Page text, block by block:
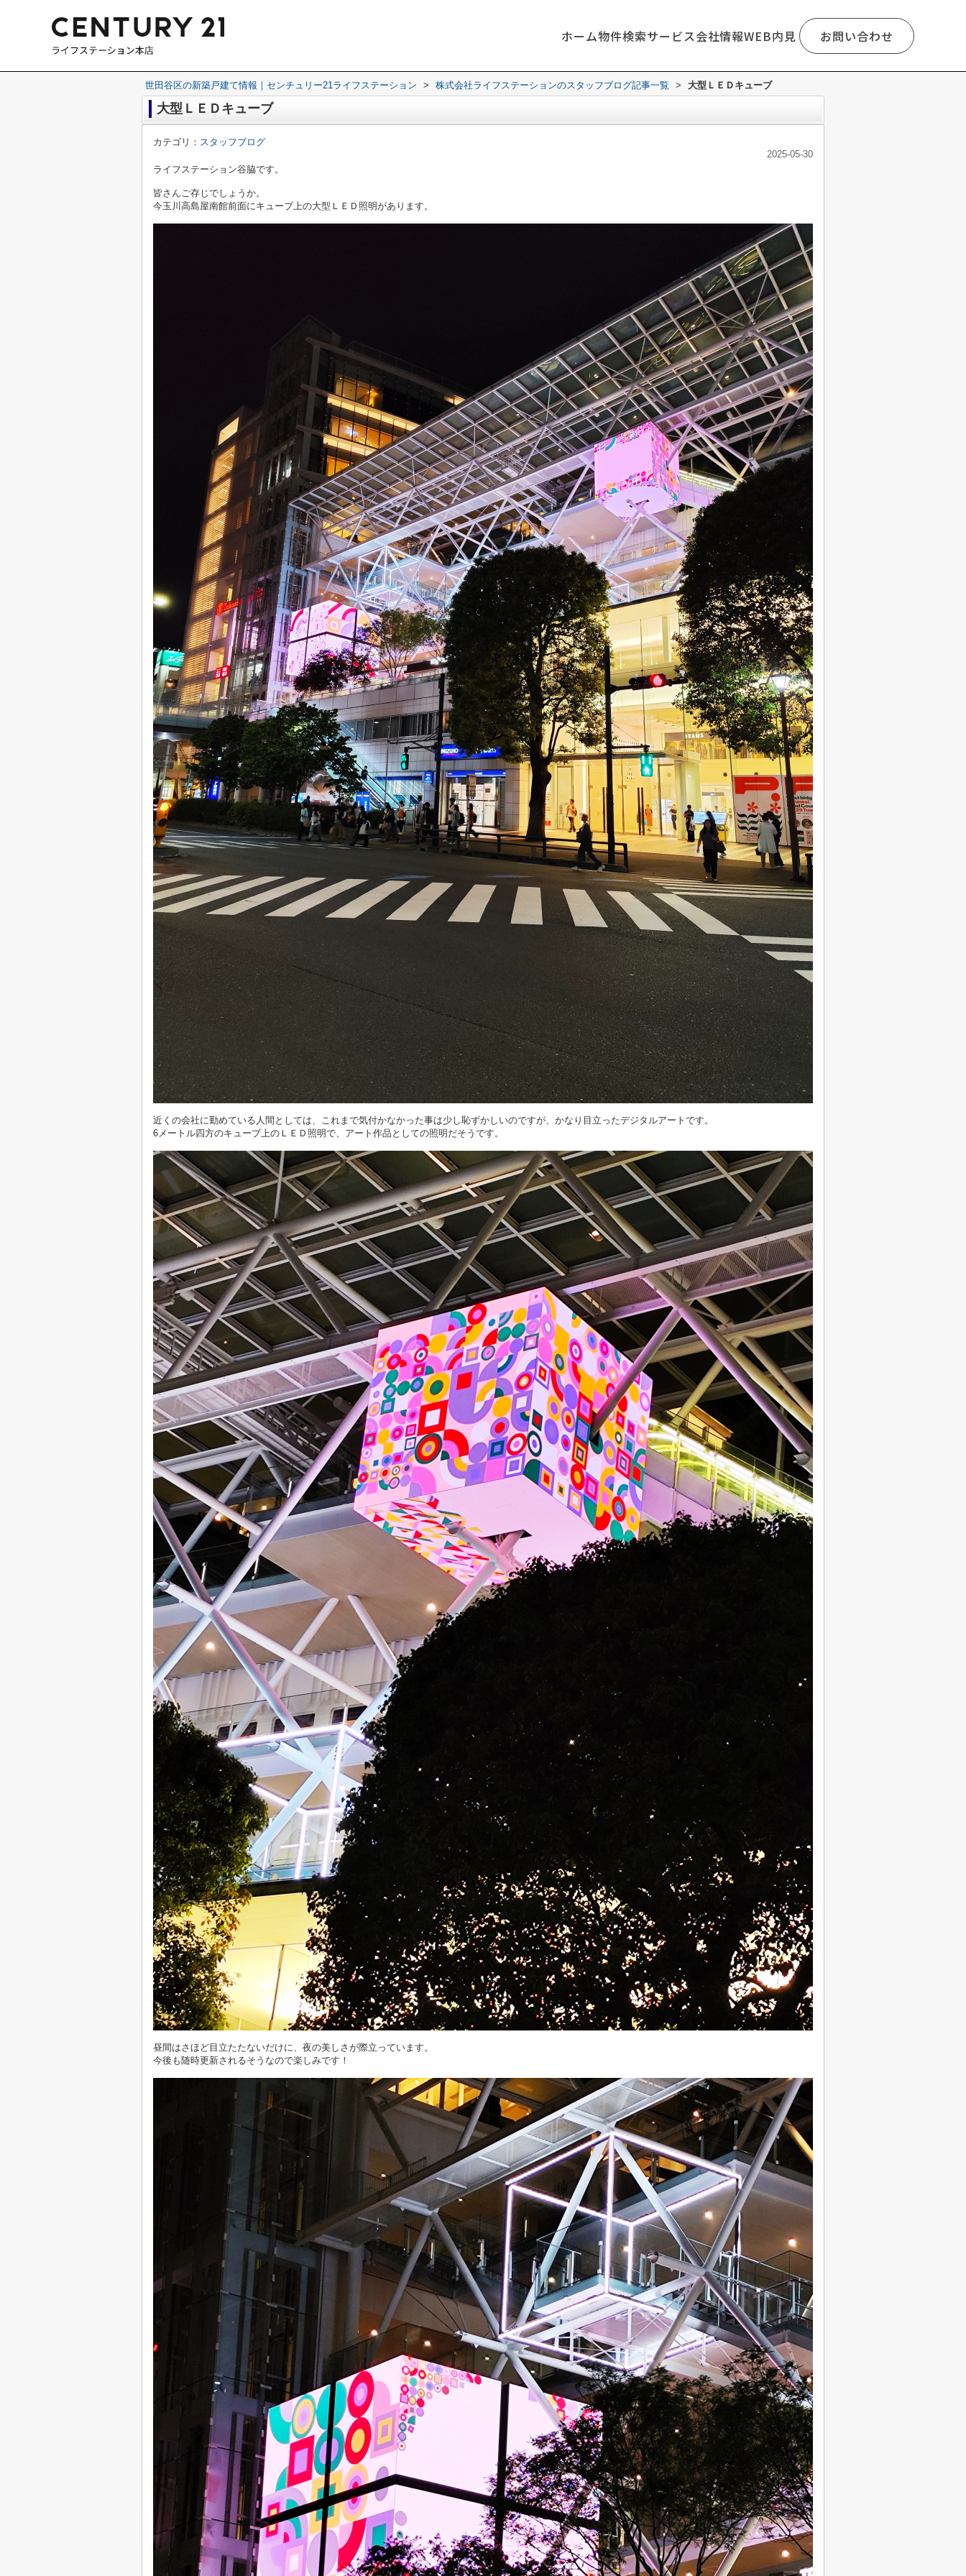
ホーム物件検索サービス会社情報WEB内見 お問い合わせ
世田谷区の新築戸建て情報｜センチュリー21ライフステーション > 株式会社ライフステーションのスタッフブログ記事一覧 > 大型ＬＥＤキューブ
大型ＬＥＤキューブ
カテゴリ： スタッフブログ
2025-05-30
ライフステーション谷脇です。
皆さんご存じでしょうか。
今玉川高島屋南館前面にキューブ上の大型ＬＥＤ照明があります。
近くの会社に勤めている人間としては、これまで気付かなかった事は少し恥ずかしいのですが、かなり目立ったデジタルアートです。
6メートル四方のキューブ上のＬＥＤ照明で、アート作品としての照明だそうです。
昼間はさほど目立たたないだけに、夜の美しさが際立っています。
今後も随時更新されるそうなので楽しみです！